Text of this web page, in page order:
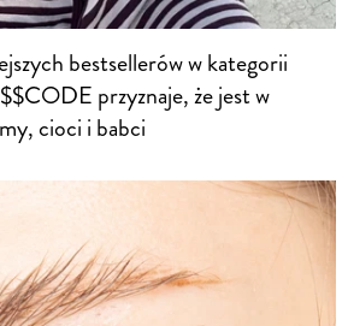
bestsellerów w kategorii
przyznaje, że jest w
cioci i babci